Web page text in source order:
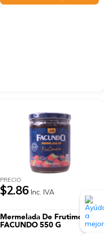
PRECIO
$2.86 Inc. IVA
Mermelada De Frutimora
FACUNDO 550 G